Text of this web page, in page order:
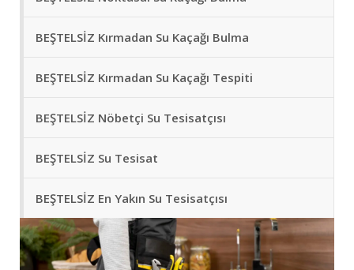
BEŞTELSİZ Kırmadan Su Kaçağı Bulma
BEŞTELSİZ Kırmadan Su Kaçağı Tespiti
BEŞTELSİZ Nöbetçi Su Tesisatçısı
BEŞTELSİZ Su Tesisat
BEŞTELSİZ En Yakın Su Tesisatçısı